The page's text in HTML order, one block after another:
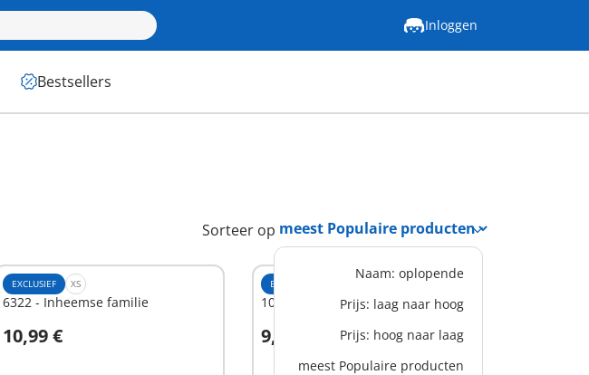
Inloggen
Bestsellers
Sorteer op
Naam: oplopende
Prijs: laag naar hoog
Prijs: hoog naar laag
meest Populaire producten
EXCLUSIEF XS
6322 - Inheemse familie
10,99 €
In winkelwagen
EXCLUSIEF
1003 - Sheriff
9,99 €
In winkelwagen